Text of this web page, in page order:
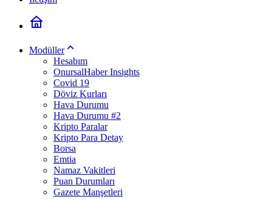
Modüller
Hesabım
OnursalHaber Insights
Covid 19
Döviz Kurları
Hava Durumu
Hava Durumu #2
Kripto Paralar
Kripto Para Detay
Borsa
Emtia
Namaz Vakitleri
Puan Durumları
Gazete Manşetleri